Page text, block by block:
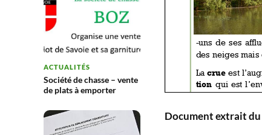
ACTUALITÉS
Société de chasse – vente
de plats à emporter
Document extrait du